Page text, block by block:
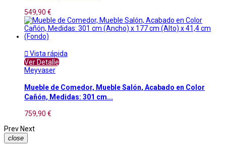
549,90 €
 Vista rápida
Ver Detalle
Meyvaser
Mueble de Comedor, Mueble Salón, Acabado en Color
Cañón, Medidas: 301 cm...
759,90 €
Prev Next
close